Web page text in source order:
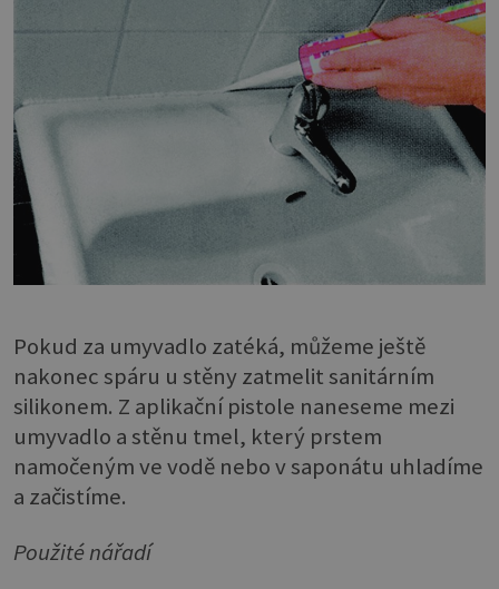
Pokud za umyvadlo zatéká, můžeme ještě
nakonec spáru u stěny zatmelit sanitárním
silikonem. Z aplikační pistole naneseme mezi
umyvadlo a stěnu tmel, který prstem
namočeným ve vodě nebo v saponátu uhladíme
a začistíme.
Použité nářadí